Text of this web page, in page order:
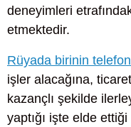
deneyimleri
etmektedir.
Rüyada birinin
işler alacağına,
kazançlı şekilde
yaptığı işte elde